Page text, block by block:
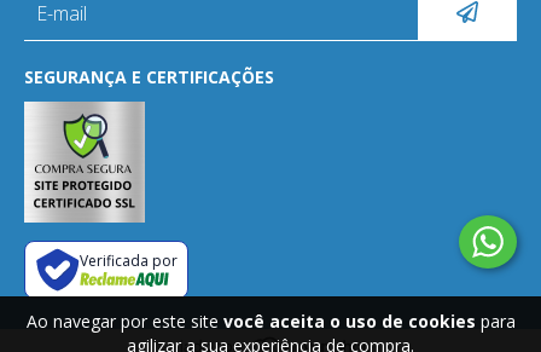
Ao navegar por este site você aceita o uso de cookies para
agilizar a sua experiência de compra.
SEGURANÇA E CERTIFICAÇÕES
Verificada por